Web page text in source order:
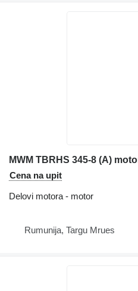
MWM TBRHS 345-8 (A)
Cena na upit
Delovi motora - motor
Rumunija, Targu Mrues